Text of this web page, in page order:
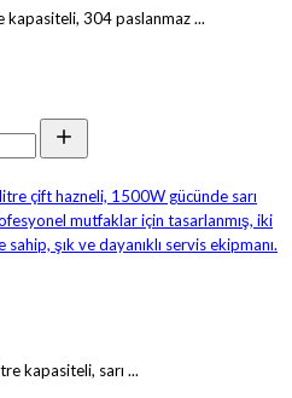
kapasiteli, 304 paslanmaz ...
kapasiteli, sarı ...